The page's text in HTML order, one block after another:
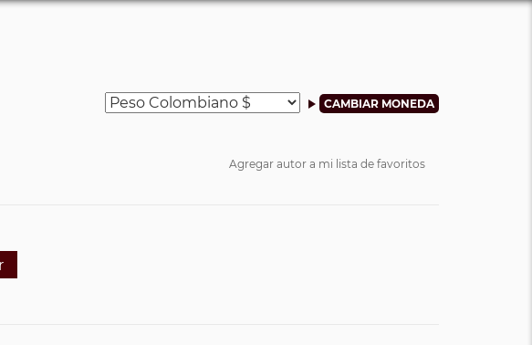
Agregar autor a mi lista de favoritos